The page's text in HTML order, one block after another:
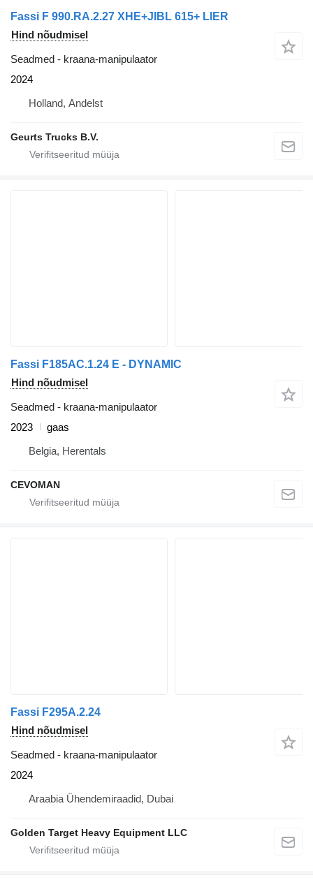
Fassi F 990.RA.2.27 XHE+JIBL 615+ LIER
Hind nõudmisel
Seadmed - kraana-manipulaator
2024
Holland, Andelst
Geurts Trucks B.V.
Fassi F185AC.1.24 E - DYNAMIC
Hind nõudmisel
Seadmed - kraana-manipulaator
2023
gaas
Belgia, Herentals
CEVOMAN
Fassi F295A.2.24
Hind nõudmisel
Seadmed - kraana-manipulaator
2024
Araabia Ühendemiraadid, Dubai
Golden Target Heavy Equipment LLC